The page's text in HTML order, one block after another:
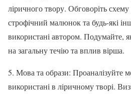
ліричного твору. Обговоріть
строфічний малюнок та будь-які
використані автором. Подумайте,
на загальну течію та вплив вірша.
5. Мова та образи: Проаналізуйте
використані в ліричному творі.